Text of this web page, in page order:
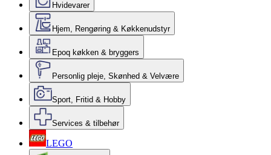
Hvidevarer
Hjem, Rengøring & Køkkenudstyr
Epoq køkken & bryggers
Personlig pleje, Skønhed & Velvære
Sport, Fritid & Hobby
Services & tilbehør
LEGO